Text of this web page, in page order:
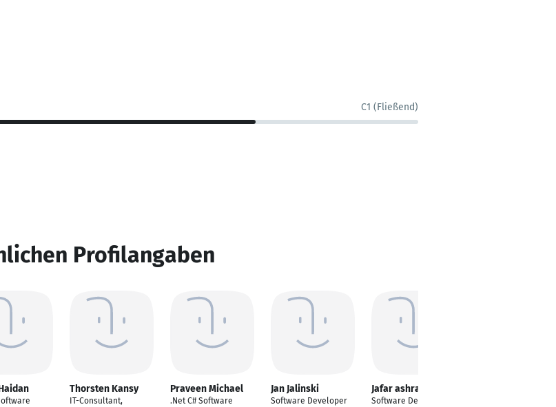
C1 (Fließend)
Profilangaben
Thorsten Kansy
IT-Consultant,
Praveen Michael
.Net C# Software
Jan Jalinski
Software Developer
Jafar ashrafi
Software Developer